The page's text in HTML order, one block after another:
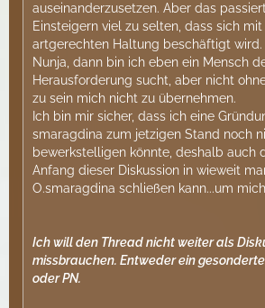
auseinanderzusetzen. Aber das
Einsteigern viel zu selten, dass sich
artgerechten Haltung beschäftigt wird.
Nunja, dann bin ich eben ein Mensch
Herausforderung sucht, aber nicht
zu sein mich nicht zu übernehmen.
Ich bin mir sicher, dass ich eine
smaragdina zum jetzigen Stand noch
bewerkstelligen könnte, deshalb auch
Anfang dieser Diskussion in wieweit
O.smaragdina schließen kann...um
Ich will den Thread nicht weiter als
missbrauchen. Entweder ein
oder PN.